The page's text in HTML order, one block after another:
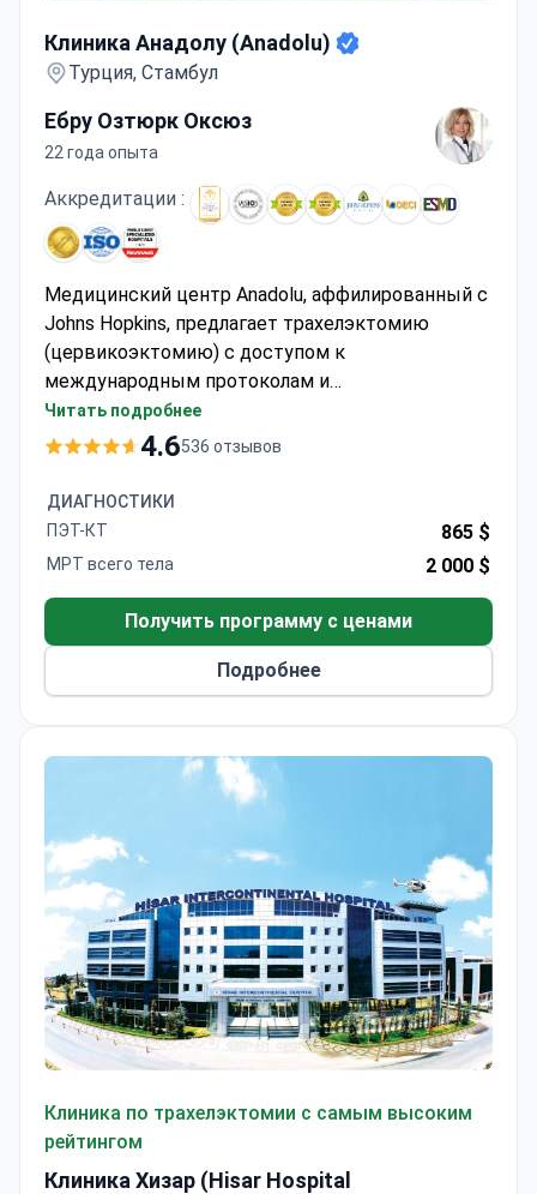
Клиника Анадолу (Anadolu)
Турция, Стамбул
Ебру Озтюрк Оксюз
22 года опыта
Аккредитации :
Медицинский центр Anadolu, аффилированный с
Johns Hopkins, предлагает трахелэктомию
(цервикоэктомию) с доступом к
международным протоколам и
междисциплинарным онкологическим
консилиумам. Д-р Эбру Озтюрк Оксуз, гинеколог
Турецкого общества гинекологии и акушерства,
специализируется на процедурах в области
женского здоровья.
Читать подробнее
4.6536 отзывов
ДИАГНОСТИКИ
ПЭТ-КТ
865 $
МРТ всего тела 2 000 $
Получить программу с ценами
Подробнее
Клиника по трахелэктомии с самым высоким
рейтингом
Клиника Хизар (Hisar Hospital